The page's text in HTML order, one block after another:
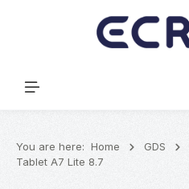
You are here: Home GDS
Tablet A7 Lite 8.7